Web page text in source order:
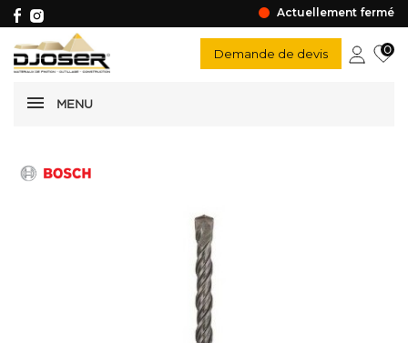
Actuellement fermé
MENU
Demande de devis 0